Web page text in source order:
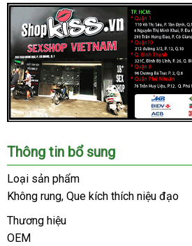
tín
Chúng
tôi
là
hệ
thống
Shop
lớn
Thông tin bổ sung
Loại sản phẩm
Không runghàng
, Que kích thích niệu đạo
Thương hiệu
OEM